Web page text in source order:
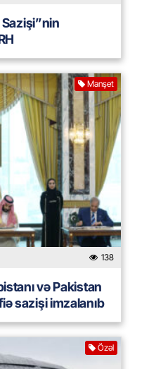
Manşet
138
və Pakistan
sazişi imzalanıb
Özəl